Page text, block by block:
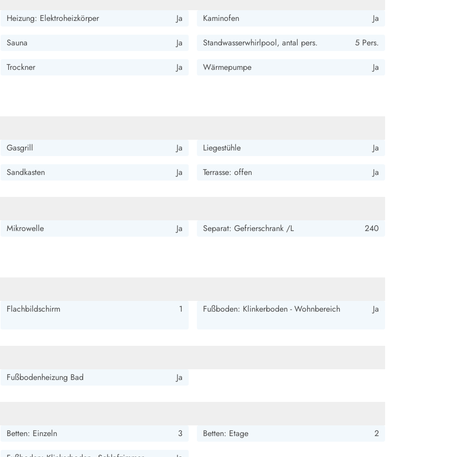
Esmark Blavand Esmark Römö Esmark Hvide SandeDas Team im Hintergrund
Heizung: Elektroheizkörper Ja Kaminofen Ja
Sauna Ja Standwasserwhirlpool, antal pers. 5 Pers.
Trockner Ja Wärmepumpe Ja
Gasgrill Ja Liegestühle Ja
Sandkasten Ja Terrasse: offen Ja
Mikrowelle Ja Separat: Gefrierschrank /L 240
Flachbildschirm 1 Fußboden: Klinkerboden - Wohnbereich Ja
Fußbodenheizung Bad Ja
Betten: Einzeln 3 Betten: Etage 2